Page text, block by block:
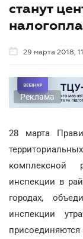
станут
29 марта 2018,
Реклама
28 марта
инспекции в
городах,
инспекции